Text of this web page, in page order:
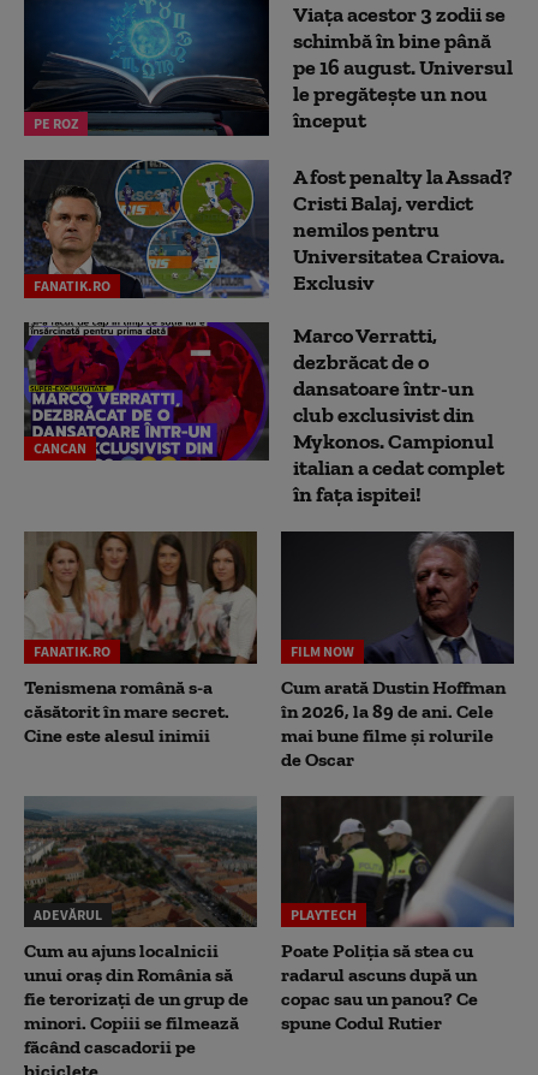
PE ROZ
Viața acestor 3 zodii se
schimbă în bine până
pe 16 august. Universul
le pregătește un nou
început
FANATIK.RO
A fost penalty la Assad?
Cristi Balaj, verdict
nemilos pentru
Universitatea Craiova.
Exclusiv
CANCAN
Marco Verratti,
dezbrăcat de o
dansatoare într-un
club exclusivist din
Mykonos. Campionul
italian a cedat complet
în fața ispitei!
FANATIK.RO
Tenismena română s-a
căsătorit în mare secret.
Cine este alesul inimii
FILM NOW
Cum arată Dustin Hoffman
în 2026, la 89 de ani. Cele
mai bune filme și rolurile
de Oscar
ADEVĂRUL
Cum au ajuns localnicii
unui oraș din România să
fie terorizați de un grup de
minori. Copiii se filmează
făcând cascadorii pe
PLAYTECH
Poate Poliția să stea cu
radarul ascuns după un
copac sau un panou? Ce
spune Codul Rutier